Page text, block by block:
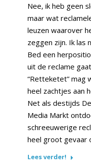
Nee, ik heb geen
maar wat
leuzen waarover
zeggen zijn. Ik las
Bed een
uit de reclame
“Retteketet” mag
heel zachtjes aan
Net als destijds
Media Markt
schreeuwerige
heel groot gevaar
Lees verder!